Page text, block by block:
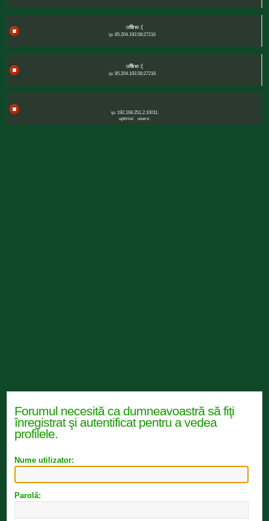
offline :(
ip: 85.204.193.58:27216
offline :(
ip: 85.204.193.58:27218
ip: 192.168.251.2:10011:
uptime:
users:
Forumul necesită ca dumneavoastră să fiţi
înregistrat şi autentificat pentru a vedea
profilele.
Nume utilizator:
Parolă: